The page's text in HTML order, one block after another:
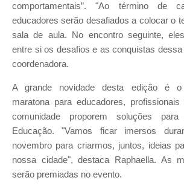
comportamentais”. "Ao término de
educadores serão desafiados a colocar o
sala de aula. No encontro seguinte,
entre si os desafios e as conquistas
coordenadora.
A grande novidade desta edição é o
maratona para educadores,
comunidade proporem soluções
Educação. "Vamos ficar imersos
novembro para criarmos, juntos, ideias
nossa cidade", destaca Raphaella. As
serão premiadas no evento.